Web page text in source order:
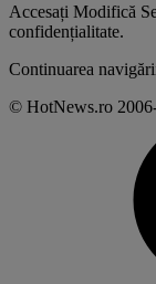
Accesați Modifică
confidențialitate.
Continuarea
© HotNews.ro